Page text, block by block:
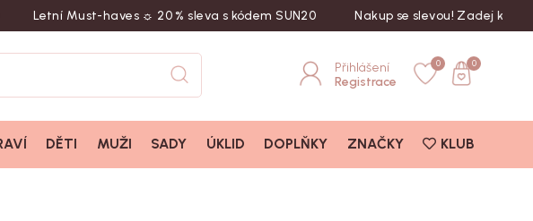
Must-haves ☼ 20 % sleva s kódem SUN20 Nakup se slevou! Zadej kód SUN20
Přihlášení
Registrace
0 0
DĚTI MUŽI SADY ÚKLID DOPLŇKY ZNAČKY KLUB